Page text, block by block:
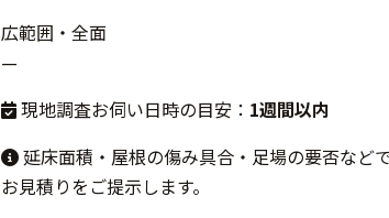
広範囲・全面
—
現地調査お伺い日時の目安： 1週間以内
延床面積・屋根の傷み具合・足場の要否など
お見積りをご提示します。